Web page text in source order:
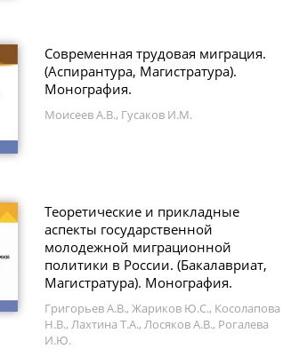
Современная трудовая миграция.
(Аспирантура, Магистратура).
Монография.
Моисеев А.В., Гусаков И.М.
Теоретические и прикладные
аспекты государственной
молодежной миграционной
политики в России. (Бакалавриат,
Магистратура). Монография.
Григорьев А.В., Жариков Ю.С., Косолапова
Н.В., Лахтина Т.А., Лосяков А.В., Рогалева
И.Ю.